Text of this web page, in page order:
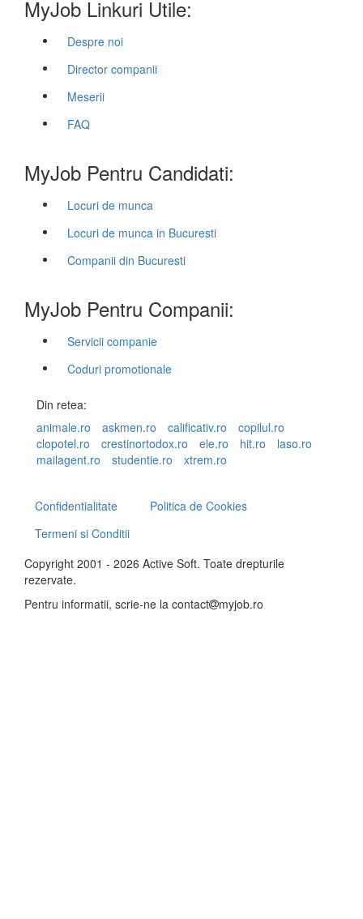
MyJob Linkuri Utile:
Despre noi
Director companii
Meserii
FAQ
MyJob Pentru Candidati:
Locuri de munca
Locuri de munca in Bucuresti
Companii din Bucuresti
MyJob Pentru Companii:
Servicii companie
Coduri promotionale
Din retea:
animale.ro
askmen.ro calificativ.ro
copilul.ro
clopotel.ro
crestinortodox.ro ele.ro hit.ro
laso.ro
mailagent.ro
studentie.ro xtrem.ro
Confidentialitate
Politica de Cookies
Termeni si Conditii
Copyright 2001 - 2026 Active Soft. Toate drepturile
rezervate.
Pentru informatii, scrie-ne la contact myjob.ro